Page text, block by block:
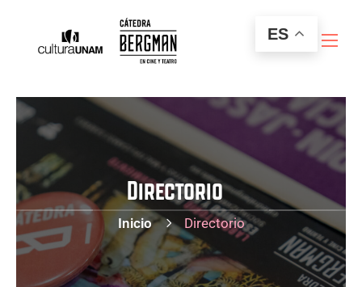
Directorio
Inicio Directorio
ES